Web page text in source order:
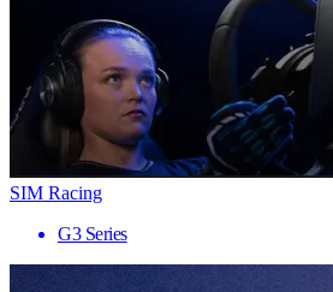
SIM Racing
G3 Series